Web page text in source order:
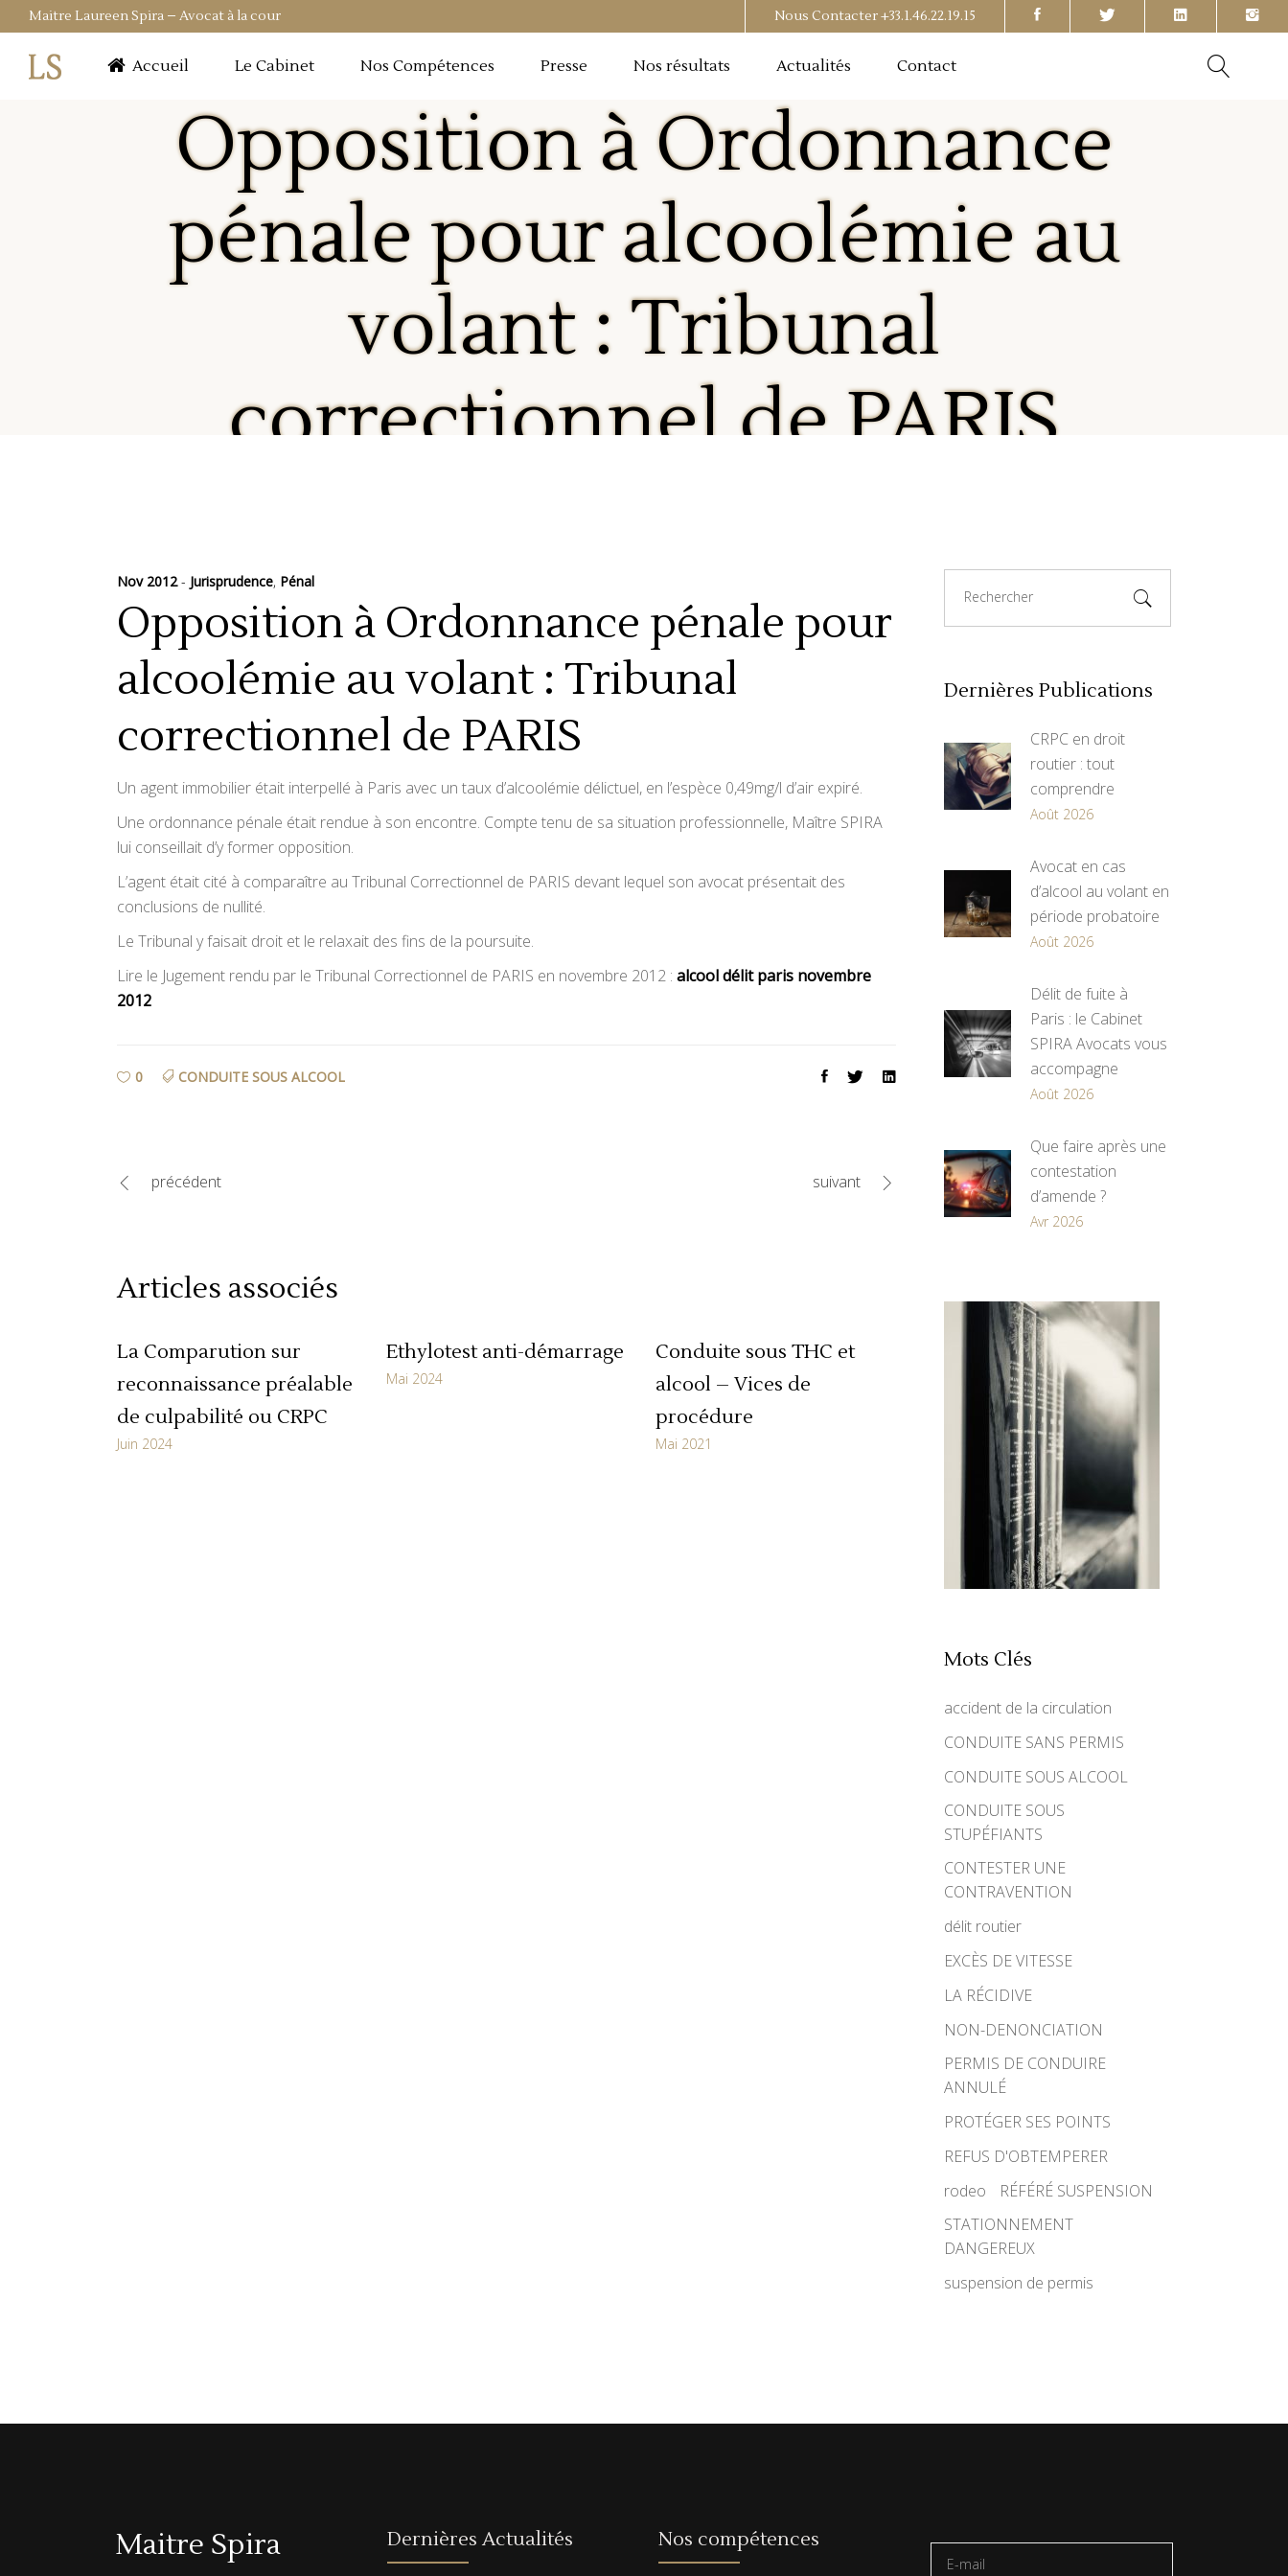
Maitre Laureen Spira – Avocat à la cour Nous Contacter+33.1.46.22.19.15
Accueil Le Cabinet Nos Compétences Presse Nos résultats Actualités Contact
Opposition à Ordonnance
pénale pour alcoolémie au
volant : Tribunal
correctionnel de PARIS
Nov 2012 Jurisprudence, Pénal
Opposition à Ordonnance pénale pour
alcoolémie au volant : Tribunal
correctionnel de PARIS
Un agent immobilier était interpellé à Paris avec un taux d’alcoolémie délictuel, en l’espèce 0,49mg/l d’air expiré.
Une ordonnance pénale était rendue à son encontre. Compte tenu de sa situation professionnelle, Maître SPIRA
lui conseillait d’y former opposition.
L’agent était cité à comparaître au Tribunal Correctionnel de PARIS devant lequel son avocat présentait des
conclusions de nullité.
Le Tribunal y faisait droit et le relaxait des fins de la poursuite.
Lire le Jugement rendu par le Tribunal Correctionnel de PARIS en novembre 2012 : alcool délit paris novembre
2012
0 CONDUITE SOUS ALCOOL
précédent suivant
Articles associés
La Comparution sur
reconnaissance préalable
de culpabilité ou CRPC
Juin 2024
Ethylotest anti-démarrage
Mai 2024
Conduite sous THC et
alcool – Vices de
procédure
Mai 2021
for:
Dernières Publications
CRPC en droit
routier : tout
comprendre
Août 2026
Avocat en cas
d’alcool au volant en
période probatoire
Août 2026
Délit de fuite à
Paris : le Cabinet
SPIRA Avocats vous
accompagne
Août 2026
Que faire après une
contestation
d’amende ?
Avr 2026
Mots Clés
accident de la circulation
CONDUITE SANS PERMIS
CONDUITE SOUS ALCOOL
CONDUITE SOUS
STUPÉFIANTS
CONTESTER UNE
CONTRAVENTION
délit routier
EXCÈS DE VITESSE
LA RÉCIDIVE
NON-DENONCIATION
PERMIS DE CONDUIRE
ANNULÉ
PROTÉGER SES POINTS
REFUS D'OBTEMPERER
rodeo
RÉFÉRÉ SUSPENSION
STATIONNEMENT
DANGEREUX
suspension de permis
Maitre Spira Dernières Actualités Nos compétences